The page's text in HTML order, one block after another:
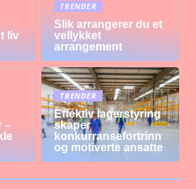
liv
TRENDER
Slik arrangerer du et
vellykket
arrangement
–
TRENDER
Effektiv lagerstyring
skaper
konkurransefortrinn
og motiverte ansatte